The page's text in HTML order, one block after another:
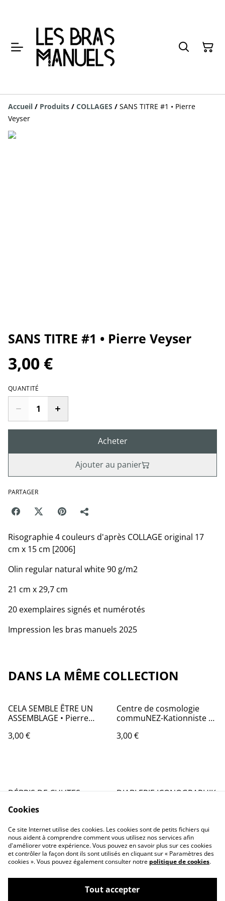
Accueil / Produits / COLLAGES / SANS TITRE #1 • Pierre
Veyser
SANS TITRE #1 • Pierre Veyser
3,00 €
QUANTITÉ
Acheter
Ajouter au panier
PARTAGER
Risographie 4 couleurs d'après COLLAGE original 17
cm x 15 cm [2006]
Olin regular natural white 90 g/m2
21 cm x 29,7 cm
20 exemplaires signés et numérotés
Impression les bras manuels 2025
DANS LA MÊME COLLECTION
CELA SEMBLE ÊTRE UN
ASSEMBLAGE • Pierre
3,00 €
Centre de cosmologie
commuNEZ-Kationniste •
3,00 €
DÉBRIS DE CHUTES •
DIABLERIE ICONOGRAPHIK
Cookies
Ce site Internet utilise des cookies. Les cookies sont de petits fichiers qui
nous aident à comprendre comment vous utilisez nos services afin
d'améliorer votre expérience. Vous pouvez en savoir plus sur ces cookies
et contrôler la façon dont ils sont utilisés en cliquant sur « Paramètres des
cookies ». Vous pouvez également consulter notre politique de cookies.
Tout accepter